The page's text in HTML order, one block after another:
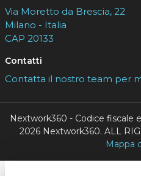
Via Moretto da Brescia, 22
Milano - Italia
CAP 20133
Contatti
Contatta il nostro team per
Nextwork360 - Codice fiscale
2026 Nextwork360. ALL
Mappa